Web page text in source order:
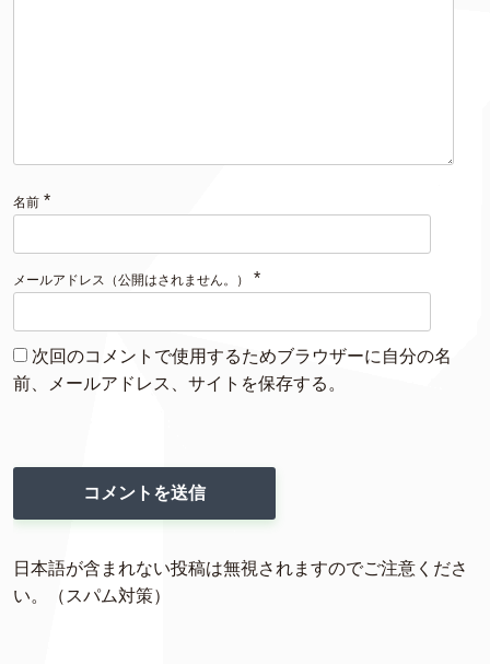
名前 *
メールアドレス（公開はされません。） *
次回のコメントで使用するためブラウザーに自分の名
前、メールアドレス、サイトを保存する。
日本語が含まれない投稿は無視されますのでご注意くださ
い。（スパム対策）